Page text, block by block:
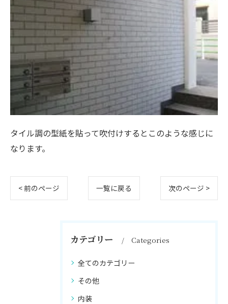
タイル調の型紙を貼って吹付けするとこのような感じに
なります。
< 前のページ 一覧に戻る 次のページ >
カテゴリー Categories
全てのカテゴリー
その他
内装